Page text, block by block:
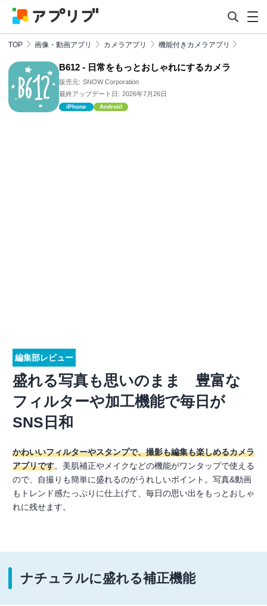
TOP 画像・動画アプリ カメラアプリ 機能付きカメラアプリ
B612 - 日常をもっとおしゃれにするカメラ
販売元: SNOW Corporation
最終アップデート日: 2026年7月26日
iPhone Android
編集部レビュー
盛れる写真も思いのまま 豊富な
フィルターや加工機能で毎日が
SNS日和
かわいいフィルターやスタンプで、撮影も編集も楽しめるカメラ
アプリです。美肌補正やメイクなどの機能がワンタップで使える
ので、自撮りも簡単に盛れるのがうれしいポイント。写真&動画
もトレンド感たっぷりに仕上げて、毎日の思い出をもっとおしゃ
れに残せます。
ナチュラルに盛れる補正機能